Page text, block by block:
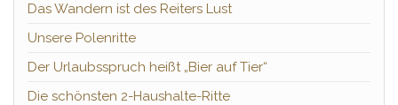
Das Wandern ist des Reiters Lust
Unsere Polenritte
Der Urlaubsspruch heißt „Bier auf Tier“
Die schönsten 2-Haushalte-Ritte